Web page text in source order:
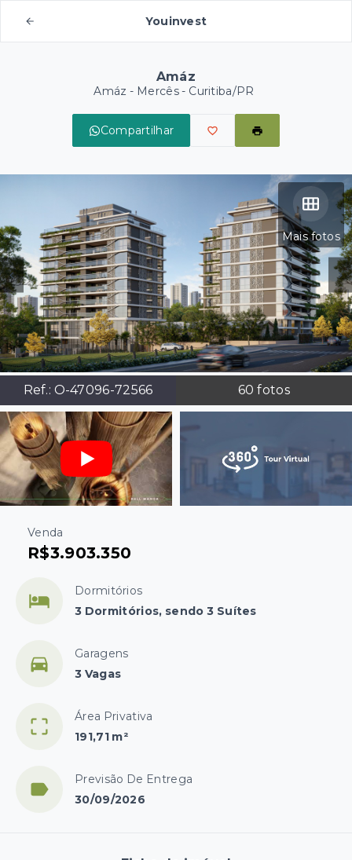
Youinvest
Amáz
Amáz - Mercês - Curitiba/PR
Compartilhar
Mais fotos
Ref.: O-47096-72566 60 fotos
Venda
R$3.903.350
Dormitórios
3 Dormitórios, sendo 3 Suítes
Garagens
3 Vagas
Área Privativa
191,71 m²
Previsão De Entrega
30/09/2026